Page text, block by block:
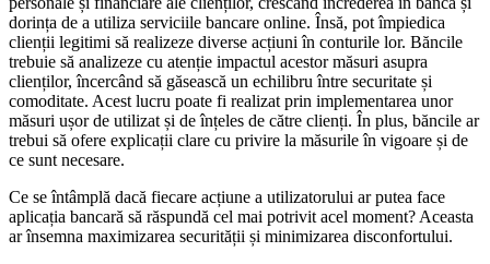
dorința de a utiliza serviciile bancare online. Însă, pot împiedica
clienții legitimi să realizeze diverse acțiuni în conturile lor. Băncile
trebuie să analizeze cu atenție impactul acestor măsuri asupra
clienților, încercând să găsească un echilibru între securitate și
comoditate. Acest lucru poate fi realizat prin implementarea unor
măsuri ușor de utilizat și de înțeles de către clienți. În plus, băncile ar
trebui să ofere explicații clare cu privire la măsurile în vigoare și de
ce sunt necesare.
Ce se întâmplă dacă fiecare acțiune a utilizatorului ar putea face
aplicația bancară să răspundă cel mai potrivit acel moment? Aceasta
ar însemna maximizarea securității și minimizarea disconfortului.